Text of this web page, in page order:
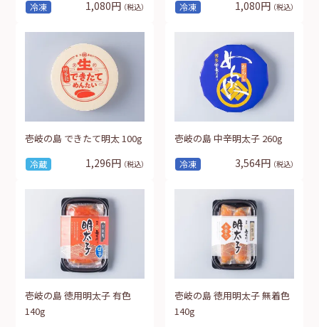
冷凍 1,080円 （税込） 冷凍 1,080円 （税込）
冷蔵
壱岐の島 できたて明太 100g
1,296円 （税込） 冷凍
壱岐の島 中辛明太子 260g
3,564円 （税込）
壱岐の島 徳用明太子 有色
140g
壱岐の島 徳用明太子 無着色
140g